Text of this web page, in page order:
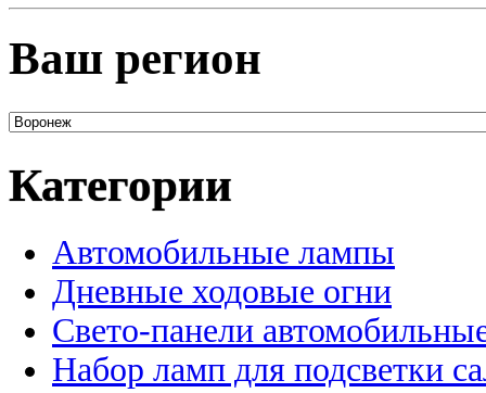
Ваш регион
Категории
Автомобильные лампы
Дневные ходовые огни
Свето-панели
Набор ламп для подсветки